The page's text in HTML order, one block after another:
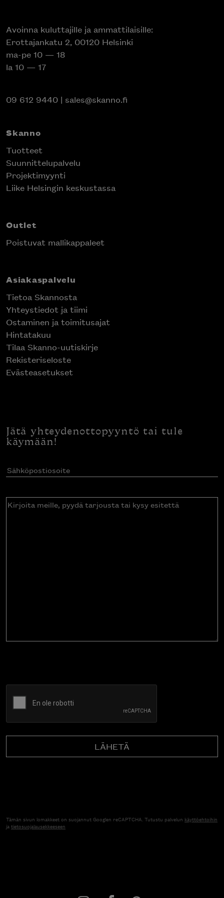
Avoinna kuluttajille ja ammattilaisille:
Erottajankatu 2, 00120 Helsinki
ma-pe 10 — 18
la 10 — 17
09 612 9440 | sales@skanno.fi
Skanno
Tuotteet
Suunnittelupalvelu
Projektimyynti
Liike Helsingin keskustassa
Outlet
Poistuvat mallikappaleet
Asiakaspalvelu
Tietoa Skannosta
Yhteystiedot ja tiimi
Ostaminen ja toimitusajat
Hintatakuu
Tilaa Skanno-uutiskirje
Rekisteriseloste
Evästeasetukset
Jätä yhteydenottopyyntö tai tule
käymään!
Sähköpostiosoite(Pakollinen)
Kirjoita
Tämän sivun lomakkeet on suojannut Googlen reCAPTCHA. Tutustu palvelun käyttöehtoihin
jatietosuojalausekkeeseen